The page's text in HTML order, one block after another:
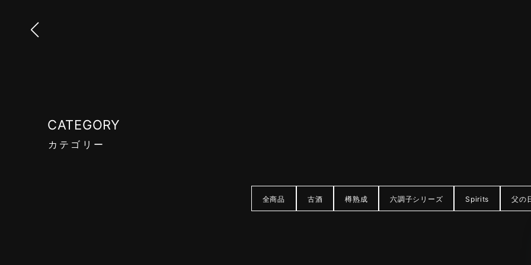
CATEGORY
カテゴリー
全商品 古酒 樽熟成 六調子シリーズ Spirits 父の